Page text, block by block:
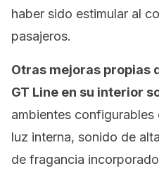
haber sido estimular al
pasajeros.
Otras mejoras propias
GT Line en su interior
ambientes
luz interna, sonido de
de fragancia